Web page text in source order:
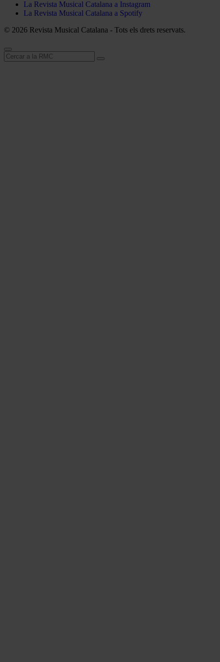
La Revista Musical Catalana a Instagram
La Revista Musical Catalana a Spotify
© 2026 Revista Musical Catalana - Tots els drets reservats.
Cerca